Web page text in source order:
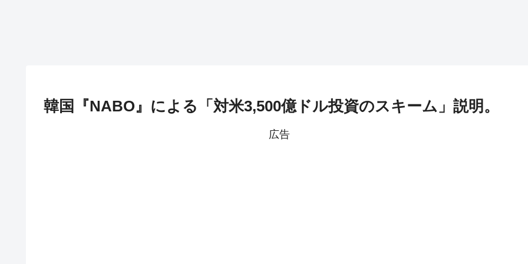
韓国『NABO』による「対米3,500億ドル投資のスキーム」説明。
広告